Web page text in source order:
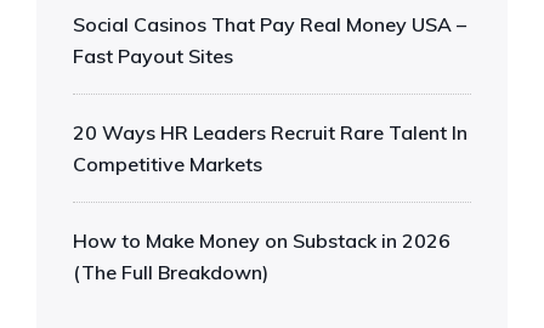
Social Casinos That Pay Real Money USA –
Fast Payout Sites
20 Ways HR Leaders Recruit Rare Talent In
Competitive Markets
How to Make Money on Substack in 2026
(The Full Breakdown)